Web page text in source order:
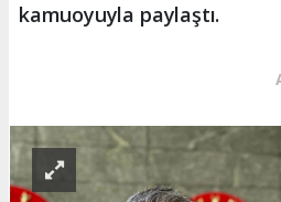
kamuoyuyla paylaştı.